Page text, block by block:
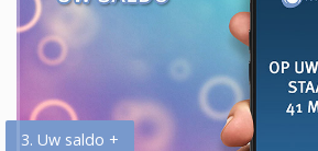
3. Uw saldo +